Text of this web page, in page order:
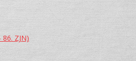
86. ZJN)